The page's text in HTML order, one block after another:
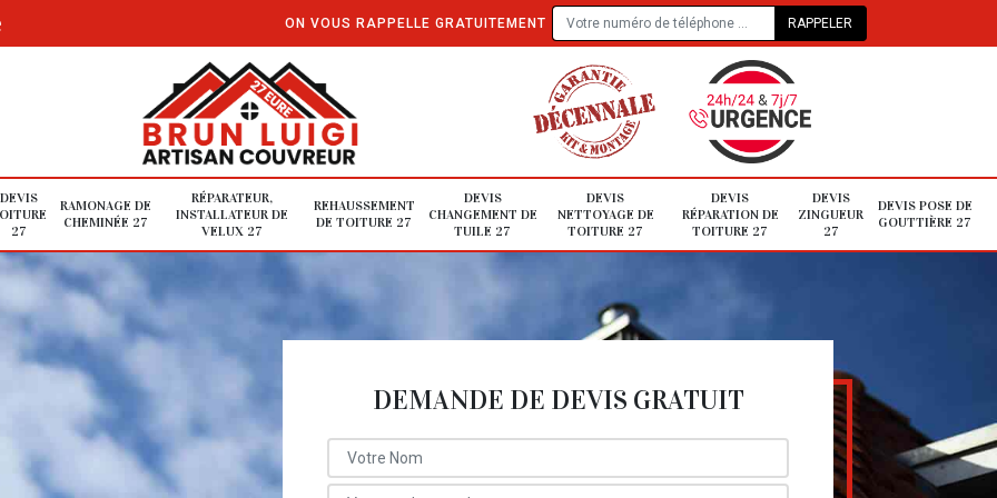
ON VOUS RAPPELLE GRATUITEMENT
DEVIS
27
RAMONAGE DE
CHEMINÉE 27
RÉPARATEUR,
INSTALLATEUR DE
VELUX 27
REHAUSSEMENT
DE TOITURE 27
DEVIS
CHANGEMENT DE
TUILE 27
DEVIS
NETTOYAGE DE
TOITURE 27
DEVIS
RÉPARATION DE
TOITURE 27
DEVIS
ZINGUEUR
27
DEVIS POSE DE
GOUTTIÈRE 27
DEMANDE DE DEVIS GRATUIT